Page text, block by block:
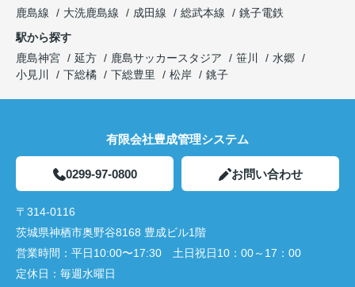
鹿島線
大洗鹿島線 成田線 総武本線
銚子電鉄
駅から探す
鹿島神宮
延方 鹿島サッカースタジア 笹川
水郷
小見川
下総橘 下総豊里 松岸 銚子
有限会社豊成管理システム
0299-97-0800 お問い合わせ
〒314-0116
茨城県神栖市奥野谷8168 豊成ビル1階
営業時間： 平日10:00〜17:30 土日祝日10：00～17：00
定休日： 毎週水曜日